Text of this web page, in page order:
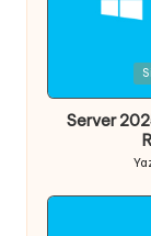
in
Server